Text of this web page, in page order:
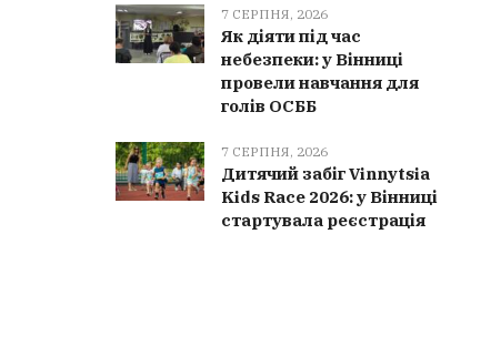
7 СЕРПНЯ, 2026
Як діяти під час
небезпеки: у Вінниці
провели навчання для
голів ОСББ
7 СЕРПНЯ, 2026
Дитячий забіг Vinnytsia
Kids Race 2026: у Вінниці
стартувала реєстрація